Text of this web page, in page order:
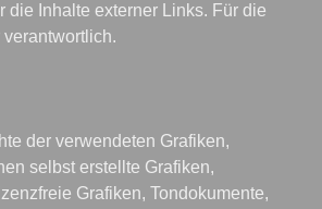
die Inhalte externer Links. Für die
der verwendeten Grafiken,
selbst erstellte Grafiken,
Grafiken, Tondokumente,